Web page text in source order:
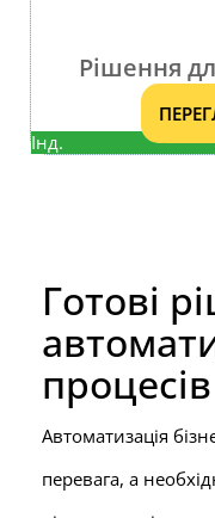
Рішення
Інд.
Готові
Автоматизація
перевага, а